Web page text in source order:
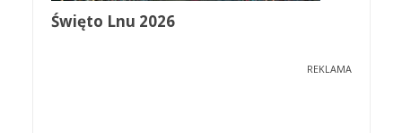
Święto Lnu 2026
REKLAMA